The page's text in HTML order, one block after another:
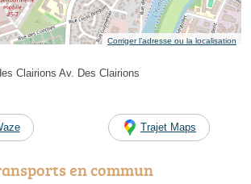
Corriger l’adresse ou la localisation
Clairions Av. Des Clairions
Trajet Maps
en commun